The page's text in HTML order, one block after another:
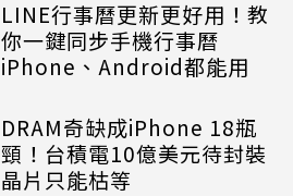
LINE行事曆更新更好用！教
你一鍵同步手機行事曆
iPhone、Android都能用
DRAM奇缺成iPhone 18瓶
頸！台積電10億美元待封裝
晶片只能枯等